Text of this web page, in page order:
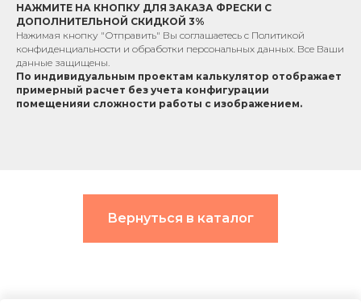
НАЖМИТЕ НА КНОПКУ ДЛЯ ЗАКАЗА ФРЕСКИ С
ДОПОЛНИТЕЛЬНОЙ СКИДКОЙ 3%
Нажимая кнопку "Отправить" Вы соглашаетесь с Политикой
конфиденциальности и обработки персональных данных. Все Ваши
данные защищены.
По индивидуальным проектам калькулятор отображает
примерный расчет без учета конфигурации
помещенияи сложности работы с изображением.
Вернуться в каталог